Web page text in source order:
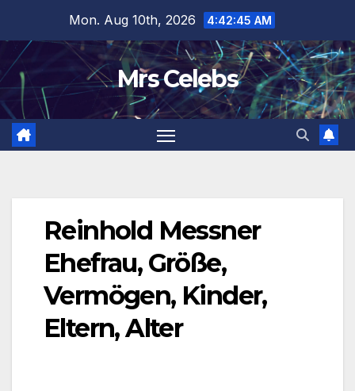
content
Mon. Aug 10th, 2026 4:42:46 AM
Mrs Celebs
Reinhold Messner
Ehefrau, Größe,
Vermögen, Kinder,
Eltern, Alter